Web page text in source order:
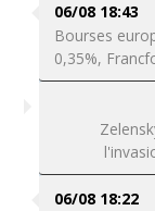
06/08 18:43
Bourses
0,35%,
06/08 18:22